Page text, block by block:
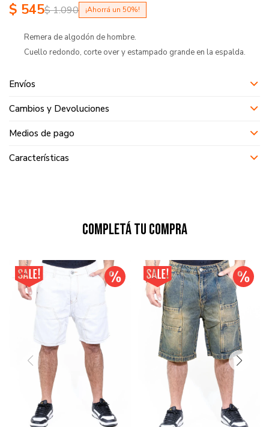
$ 545$1.090 50
Remera de algodón de hombre.
Cuello redondo, corte over y estampado grande en la espalda.
Envíos
Cambios y Devoluciones
Medios de pago
Características
Completá tu compra